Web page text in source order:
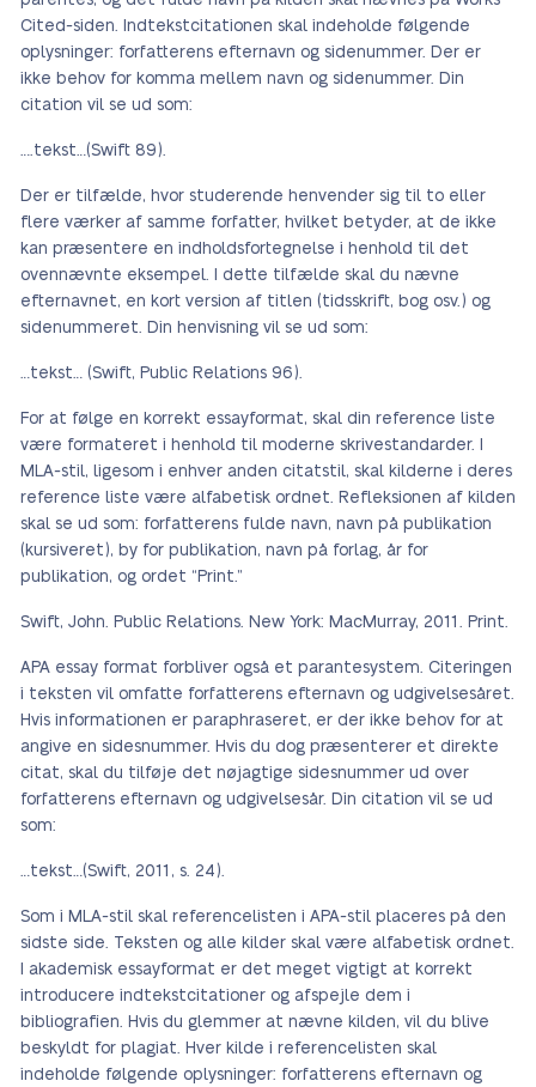
Cited-siden. Indtekstcitationen skal indeholde følgende
oplysninger: forfatterens efternavn og sidenummer. Der er
ikke behov for komma mellem navn og sidenummer. Din
citation vil se ud som:
….tekst…(Swift 89).
Der er tilfælde, hvor studerende henvender sig til to eller
flere værker af samme forfatter, hvilket betyder, at de ikke
kan præsentere en indholdsfortegnelse i henhold til det
ovennævnte eksempel. I dette tilfælde skal du nævne
efternavnet, en kort version af titlen (tidsskrift, bog osv.) og
sidenummeret. Din henvisning vil se ud som:
…tekst… (Swift, Public Relations 96).
For at følge en korrekt essayformat, skal din reference liste
være formateret i henhold til moderne skrivestandarder. I
MLA-stil, ligesom i enhver anden citatstil, skal kilderne i deres
reference liste være alfabetisk ordnet. Refleksionen af kilden
skal se ud som: forfatterens fulde navn, navn på publikation
(kursiveret), by for publikation, navn på forlag, år for
publikation, og ordet “Print.”
Swift, John. Public Relations. New York: MacMurray, 2011. Print.
APA essay format forbliver også et parantesystem. Citeringen
i teksten vil omfatte forfatterens efternavn og udgivelsesåret.
Hvis informationen er paraphraseret, er der ikke behov for at
angive en sidesnummer. Hvis du dog præsenterer et direkte
citat, skal du tilføje det nøjagtige sidesnummer ud over
forfatterens efternavn og udgivelsesår. Din citation vil se ud
som:
…tekst…(Swift, 2011, s. 24).
Som i MLA-stil skal referencelisten i APA-stil placeres på den
sidste side. Teksten og alle kilder skal være alfabetisk ordnet.
I akademisk essayformat er det meget vigtigt at korrekt
introducere indtekstcitationer og afspejle dem i
bibliografien. Hvis du glemmer at nævne kilden, vil du blive
beskyldt for plagiat. Hver kilde i referencelisten skal
indeholde følgende oplysninger: forfatterens efternavn og